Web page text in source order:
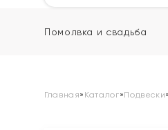
Помолвка и свадьба
Главная» Каталог»Подвески»